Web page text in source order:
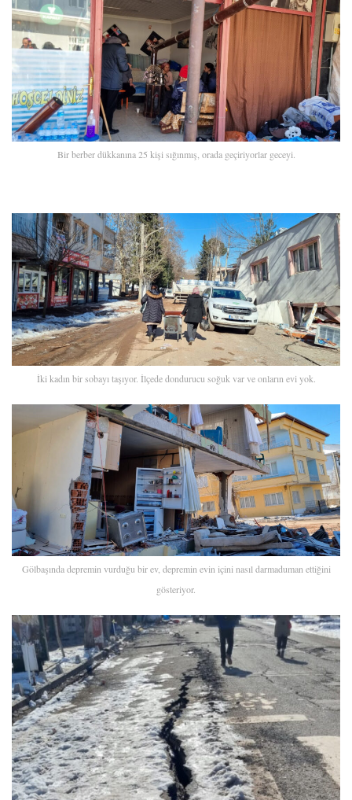
Bir berber dükkanına 25 kişi sığınmış, orada geçiriyorlar geceyi.
İki kadın bir sobayı taşıyor. İlçede dondurucu soğuk var ve onların evi yok.
Gölbaşında depremin vurduğu bir ev, depremin evin içini nasıl darmaduman ettiğini
gösteriyor.